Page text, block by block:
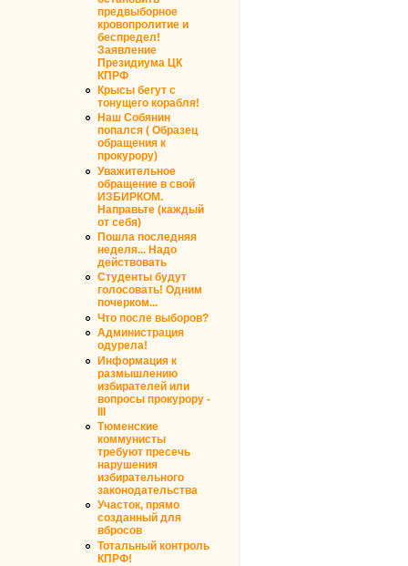
предвыборное
кровопролитие и
беспредел!
Заявление
Президиума ЦК
КПРФ
Крысы бегут с
тонущего корабля!
Наш Собянин
попался ( Образец
обращения к
прокурору)
Уважительное
обращение в свой
ИЗБИРКОМ.
Направьте (каждый
от себя)
Пошла последняя
неделя... Надо
действовать
Студенты будут
голосовать! Одним
почерком...
Что после выборов?
Администрация
одурела!
Информация к
размышлению
избирателей или
вопросы прокурору -
III
Тюменские
коммунисты
требуют пресечь
нарушения
избирательного
законодательства
Участок, прямо
созданный для
вбросов
Тотальный контроль
КПРФ!